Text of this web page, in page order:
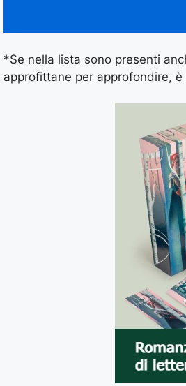
*Se nella lista sono presenti
approfittane per approfondire,